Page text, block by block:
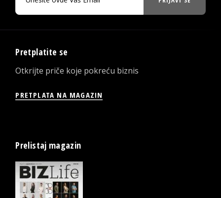
Pretplatite se
Otkrijte priče koje pokreću biznis
PRETPLATA NA MAGAZIN
Prelistaj magazin